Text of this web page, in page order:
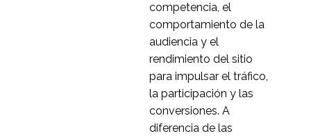
competencia, el
comportamiento de la
audiencia y el
rendimiento del sitio
para impulsar el tráfico,
la participación y las
conversiones. A
diferencia de las